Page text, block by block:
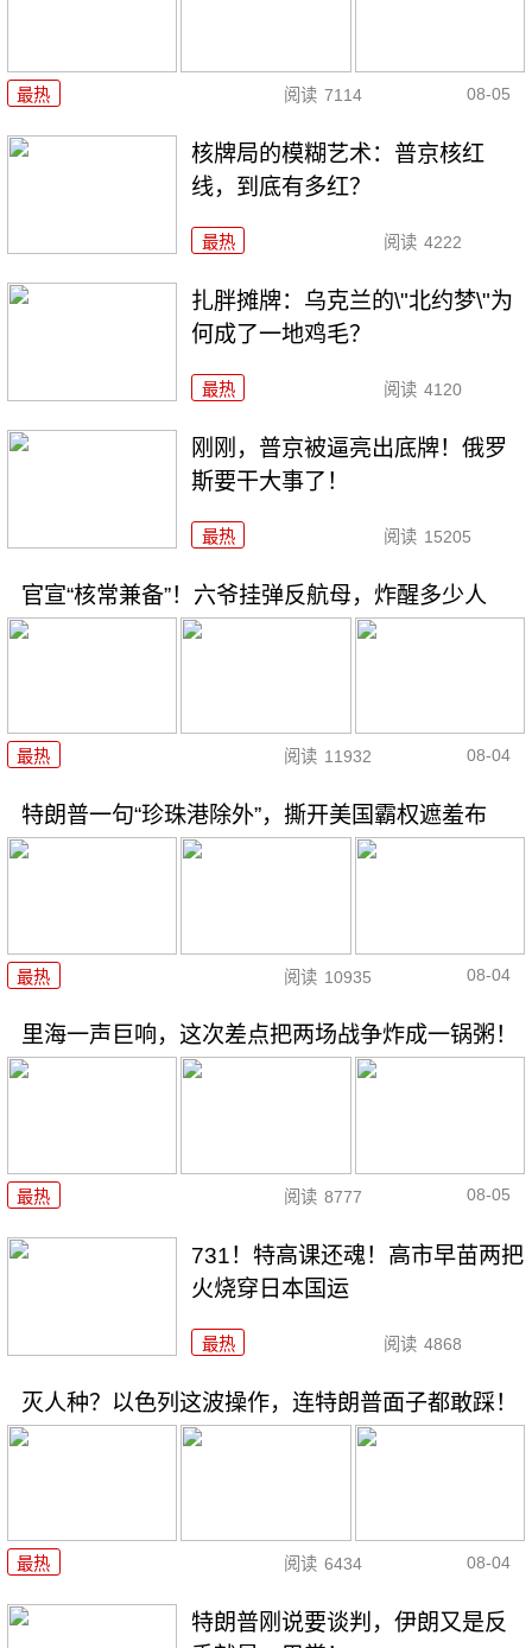
最热 阅读 7114 08-05
核牌局的模糊艺术：普京核红
线，到底有多红？
最热 阅读 4222
扎胖摊牌：乌克兰的\"北约梦\"为
何成了一地鸡毛？
最热 阅读 4120
刚刚，普京被逼亮出底牌！俄罗
斯要干大事了！
最热 阅读 15205
官宣“核常兼备”！六爷挂弹反航母，炸醒多少人
最热 阅读 11932 08-04
特朗普一句“珍珠港除外”，撕开美国霸权遮羞布
最热 阅读 10935 08-04
里海一声巨响，这次差点把两场战争炸成一锅粥！
最热 阅读 8777 08-05
731！特高课还魂！高市早苗两把
火烧穿日本国运
最热 阅读 4868
灭人种？以色列这波操作，连特朗普面子都敢踩！
最热 阅读 6434 08-04
特朗普刚说要谈判，伊朗又是反